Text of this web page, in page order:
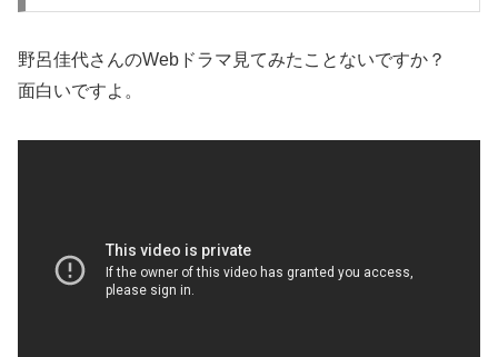
野呂佳代さんのWebドラマ見てみたことないですか？
面白いですよ。